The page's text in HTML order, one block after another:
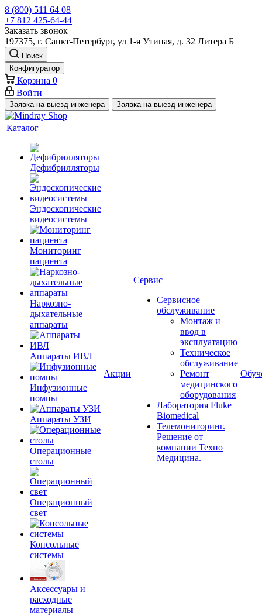
8 (800) 511 64 08
+7 812 425-64-44
Заказать звонок
197375, г. Санкт-Петербург, ул 1-я Утиная, д. 32 Литера Б
Поиск
Конфигуратор
Корзина 0
Войти
Заявка на выезд инженера Заявка на выезд инженера
Каталог
Дефибрилляторы
Эндоскопические
видеосистемы
Мониторинг
пациента
Наркозно-
дыхательные
аппараты
Аппараты ИВЛ
Инфузионные
помпы
Аппараты УЗИ
Операционные
столы
Операционный
свет
Консольные
системы
Аксессуары и
расходные
материалы
Акции
Сервис
Сервисное
обслуживание
Монтаж и
ввод в
эксплуатацию
Техническое
обслуживание
Ремонт
медицинского
оборудования
Лаборатория Fluke
Biomedical
Телемониторинг.
Решение от
компании Техно
Медицина.